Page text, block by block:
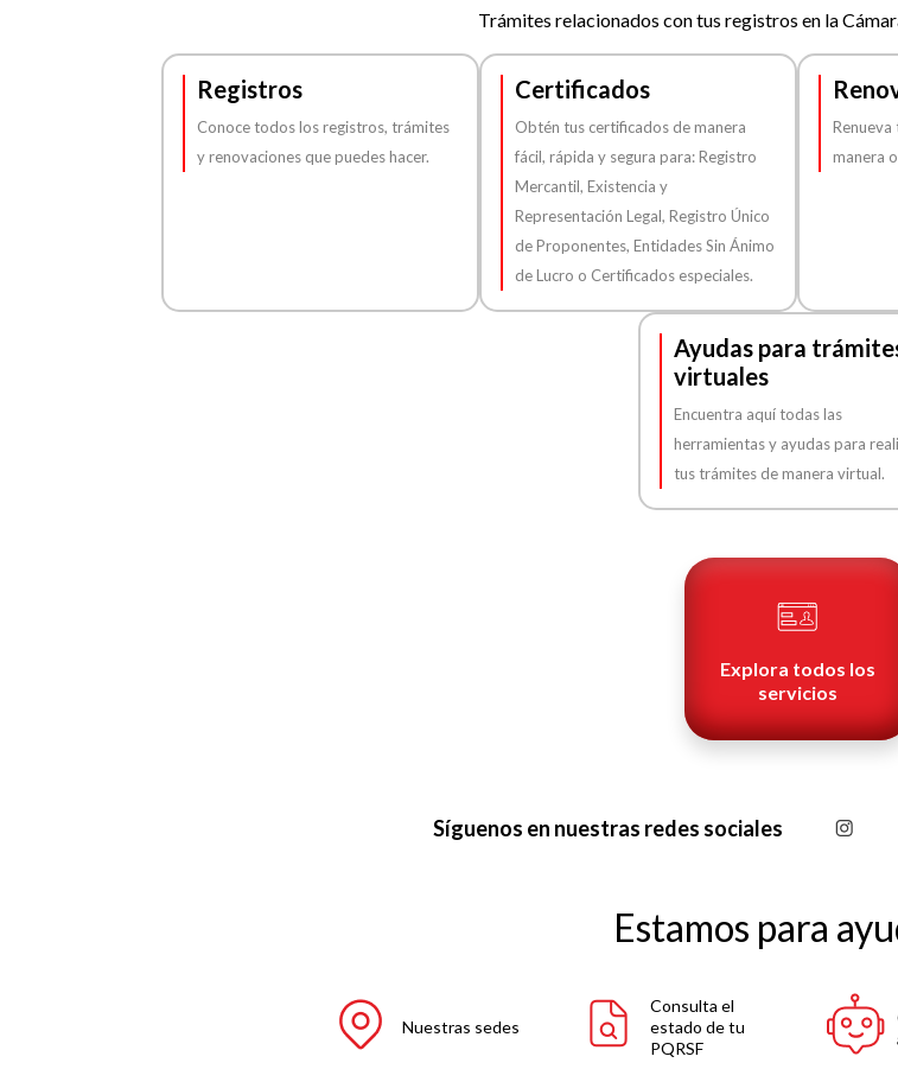
Trámites relacionados con tus registros en la
Registros
Conoce todos los registros, trámites
y renovaciones que puedes hacer.
Certificados
Obtén tus certificados de manera
fácil, rápida y segura para: Registro
Mercantil, Existencia y
Representación Legal, Registro Único
de Proponentes, Entidades Sin Ánimo
de Lucro o Certificados especiales.
manera
Ayudas para
virtuales
Encuentra aquí todas las
herramientas y ayudas para
tus trámites de manera virtual.
Explora todos los
servicios
Síguenos en nuestras redes sociales
Estamos para
Nuestras sedes
Consulta el
estado de tu
PQRSF